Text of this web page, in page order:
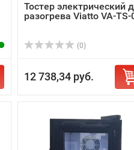
Тостер электрический
разогрева Viatto VA-TS-
(0)
12 738,34 руб.